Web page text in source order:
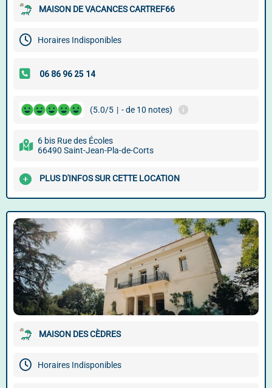
MAISON DE VACANCES CARTREF66
Horaires Indisponibles
(5.0/5 | - de 10 notes)
6 bis Rue des Écoles
66490 Saint-Jean-Pla-de-Corts
PLUS D'INFOS SUR CETTE LOCATION
MAISON DES CÈDRES
Horaires Indisponibles